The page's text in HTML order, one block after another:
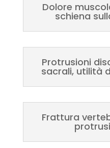
Dolore
schiena
Protrusioni
sacrali, utilità
Frattura